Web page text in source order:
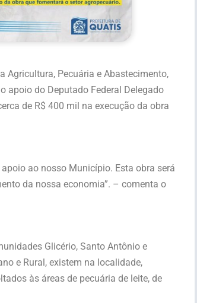
Agricultura, Pecuária e Abastecimento,
apoio do Deputado Federal Delegado
de R$ 400 mil na execução da obra
ao nosso Município. Esta obra será
da nossa economia”. – comenta o
Glicério, Santo Antônio e
e Rural, existem na localidade,
às áreas de pecuária de leite, de